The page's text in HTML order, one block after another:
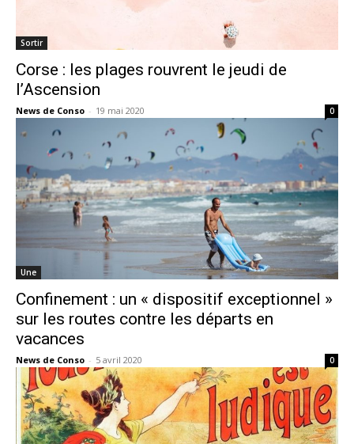
Sortir
Corse : les plages rouvrent le jeudi de
l’Ascension
News de Conso - 19 mai 2020 0
Une
Confinement : un « dispositif exceptionnel »
sur les routes contre les départs en
vacances
News de Conso - 5 avril 2020 0